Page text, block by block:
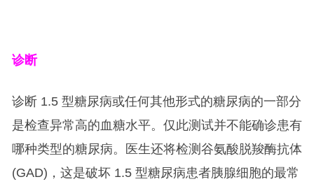
诊断
诊断 1.5 型糖尿病或任何其他形式的糖尿病的一部分
是检查异常高的血糖水平。仅此测试并不能确诊患有
哪种类型的糖尿病。医生还将检测谷氨酸脱羧酶抗体
(GAD)，这是破坏 1.5 型糖尿病患者胰腺细胞的最常